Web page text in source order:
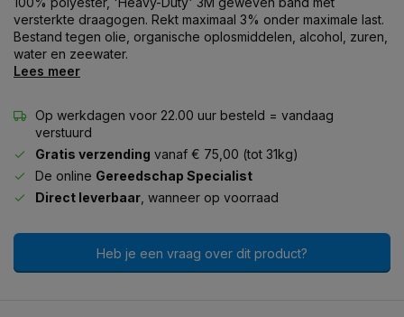
versterkte draagogen. Rekt maximaal 3% onder maximale last.
Bestand tegen olie, organische oplosmiddelen, alcohol, zuren,
water en zeewater.
Lees meer
Op werkdagen voor 22.00 uur besteld = vandaag
verstuurd
Gratis verzending vanaf € 75,00 (tot 31kg)
De online Gereedschap Specialist
Direct leverbaar , wanneer op voorraad
Heb je een vraag over dit product?